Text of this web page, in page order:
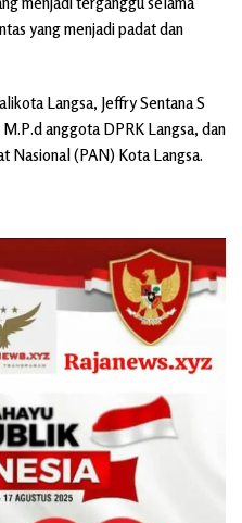
yang menjadi padat dan
Langsa, Jeffry Sentana S
anggota DPRK Langsa, dan
Nasional (PAN) Kota Langsa.